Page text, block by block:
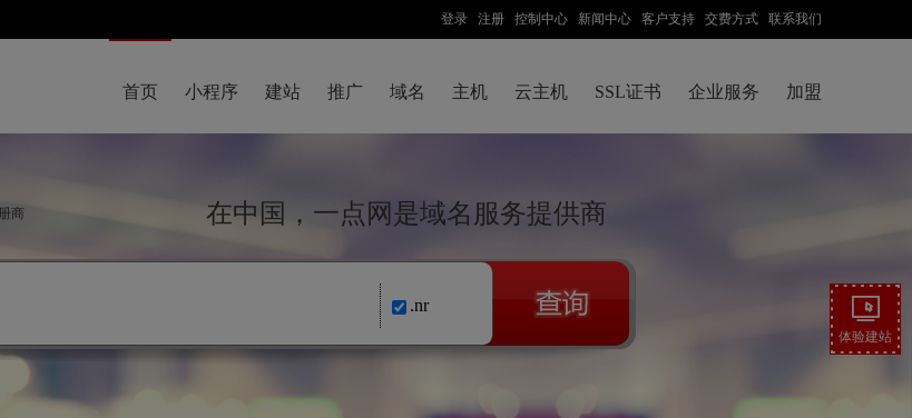
登录 注册 控制中心 新闻中心 客户支持 交费方式 联系我们
首页 小程序 建站 推广 域名 主机 云主机 SSL证书 企业服务 加盟
商 在中国，一点网是域名服务提供商
.nr
体验建站